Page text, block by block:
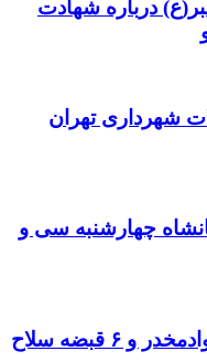
درباره شهادت
شهرداری تهران
چهارشنبه سی و
کشف حدود ۳۰۰ کیلوگرم موادمخدر و ۶ قبضه سلاح